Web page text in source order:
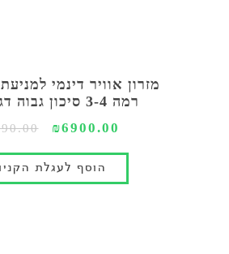
מזרון אוויר דינמי
רמה 3-4 סיכון גבוה דגם טיוב
₪6900.00